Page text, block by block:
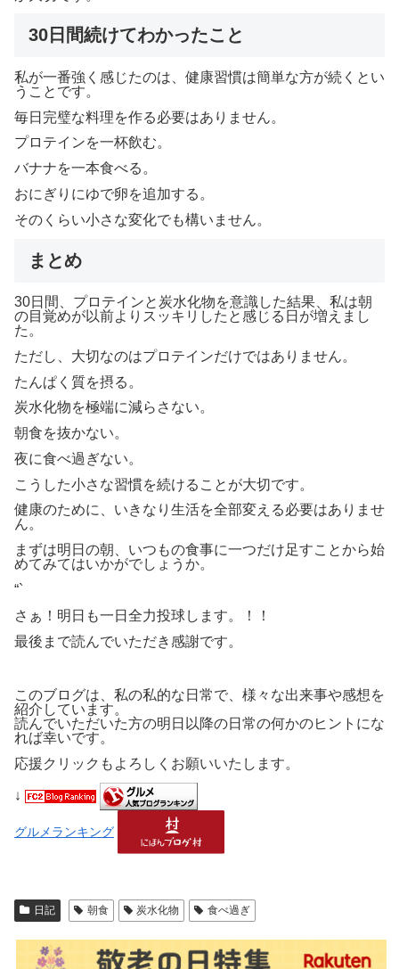
30日間続けてわかったこと
私が一番強く感じたのは、健康習慣は簡単な方が続くとい
うことです。
毎日完璧な料理を作る必要はありません。
プロテインを一杯飲む。
バナナを一本食べる。
おにぎりにゆで卵を追加する。
そのくらい小さな変化でも構いません。
まとめ
30日間、プロテインと炭水化物を意識した結果、私は朝
の目覚めが以前よりスッキリしたと感じる日が増えまし
た。
ただし、大切なのはプロテインだけではありません。
たんぱく質を摂る。
炭水化物を極端に減らさない。
朝食を抜かない。
夜に食べ過ぎない。
こうした小さな習慣を続けることが大切です。
健康のために、いきなり生活を全部変える必要はありませ
ん。
まずは明日の朝、いつもの食事に一つだけ足すことから始
めてみてはいかがでしょうか。
“`
さぁ！明日も一日全力投球します。！！
最後まで読んでいただき感謝です。
このブログは、私の私的な日常で、様々な出来事や感想を
紹介しています。
読んでいただいた方の明日以降の日常の何かのヒントにな
れば幸いです。
応援クリックもよろしくお願いいたします。
↓
グルメランキング
日記 朝食 炭水化物 食べ過ぎ